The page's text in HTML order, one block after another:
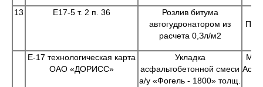
13 Е17-5 т. 2 п. 36
Розлив битума
автогудронатором из
расчета 0,Зл/м2
Е-17 технологическая карта
ОАО «ДОРИСС»
Укладка
асфальтобетонной смеси
а/у «Фогель - 1800» толщ.